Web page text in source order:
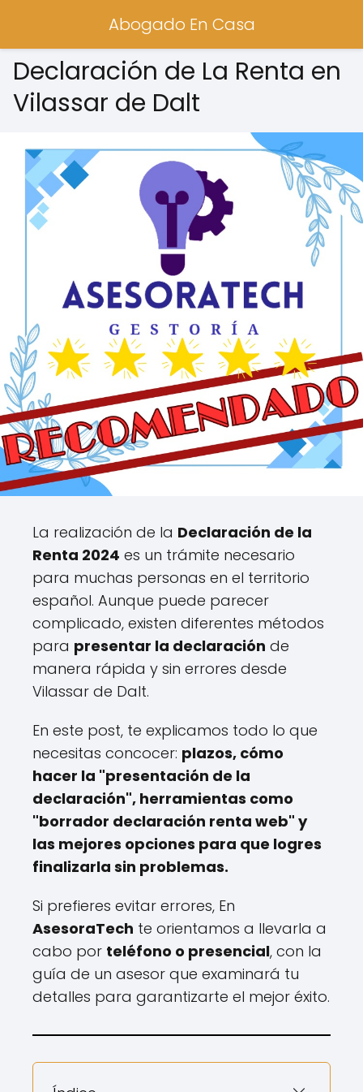
Abogado En Casa
Declaración de La Renta en
Vilassar de Dalt
La realización de la Declaración de la
Renta 2024 es un trámite necesario
para muchas personas en el territorio
español. Aunque puede parecer
complicado, existen diferentes métodos
para presentar la declaración de
manera rápida y sin errores desde
Vilassar de Dalt.
En este post, te explicamos todo lo que
necesitas concocer: plazos, cómo
hacer la "presentación de la
declaración", herramientas como
"borrador declaración renta web" y
las mejores opciones para que logres
finalizarla sin problemas.
Si prefieres evitar errores, En
AsesoraTech te orientamos a llevarla a
cabo por teléfono o presencial, con la
guía de un asesor que examinará tu
detalles para garantizarte el mejor éxito.